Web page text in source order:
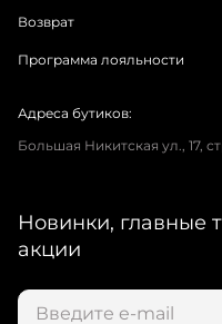
Возврат
Программа лояльности
Адреса бутиков:
Большая Никитская ул., 17,
Новинки, главные
акции